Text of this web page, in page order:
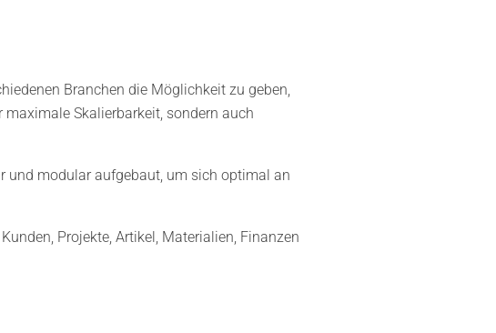
Branchen die Möglichkeit zu geben,
Skalierbarkeit, sondern auch
und modular aufgebaut, um sich optimal an
Projekte, Artikel, Materialien, Finanzen